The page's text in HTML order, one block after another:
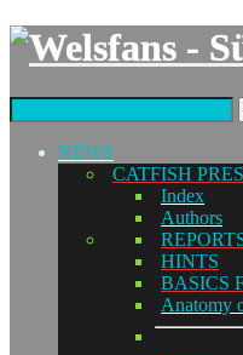
NEWS
CATFISH
Index
Authors
HINTS
BASICS
Anatomy